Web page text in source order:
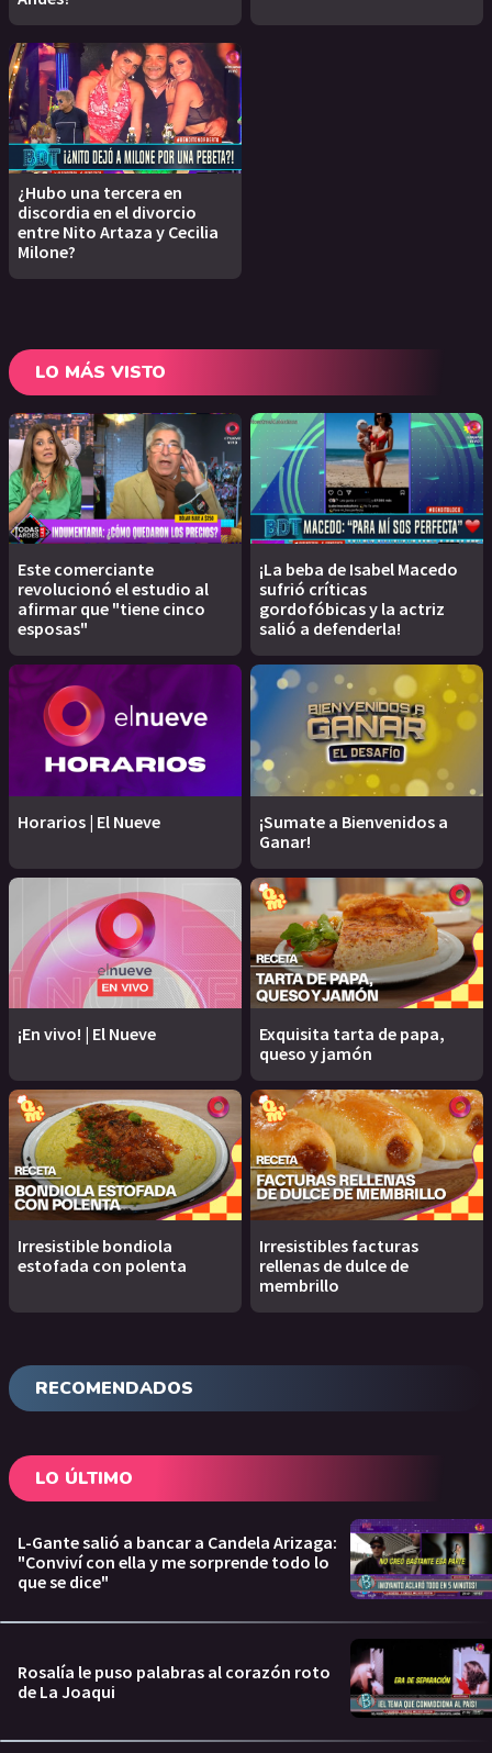
¿Hubo una tercera en
discordia en el divorcio
entre Nito Artaza y Cecilia
Milone?
LO MÁS VISTO
Este comerciante
revolucionó el estudio al
afirmar que "tiene cinco
esposas"
¡La beba de Isabel Macedo
sufrió críticas
gordofóbicas y la actriz
salió a defenderla!
Horarios | El Nueve
¡Sumate a Bienvenidos a
Ganar!
¡En vivo! | El Nueve
Exquisita tarta de papa,
queso y jamón
Irresistible bondiola
estofada con polenta
Irresistibles facturas
rellenas de dulce de
membrillo
RECOMENDADOS
LO ÚLTIMO
L-Gante salió a bancar a Candela Arizaga:
"Conviví con ella y me sorprende todo lo
que se dice"
Rosalía le puso palabras al corazón roto
de La Joaqui